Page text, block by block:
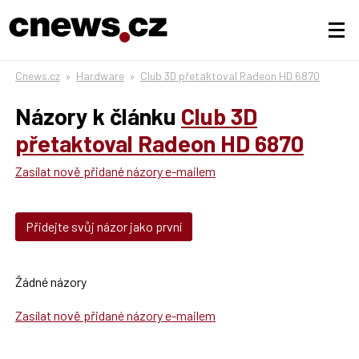
Cnews.cz » Hardware » Club 3D přetaktoval Radeon HD 6870
Názory k článku Club 3D
přetaktoval Radeon HD 6870
Zasílat nově přidané názory e-mailem
Přidejte svůj názor jako první
Žádné názory
Zasílat nově přidané názory e-mailem